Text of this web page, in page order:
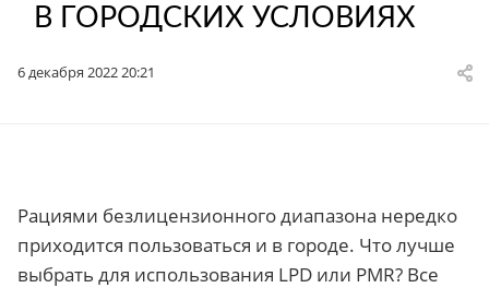
В ГОРОДСКИХ УСЛОВИЯХ
6 декабря 2022 20:21
Рациями безлицензионного диапазона нередко
приходится пользоваться и в городе. Что лучше
выбрать для использования LPD или PMR? Все